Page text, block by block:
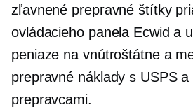
zľavnené prepravné štítky
ovládacieho panela Ecwid a
peniaze na vnútroštátne a
prepravné náklady s USPS a
prepravcami.